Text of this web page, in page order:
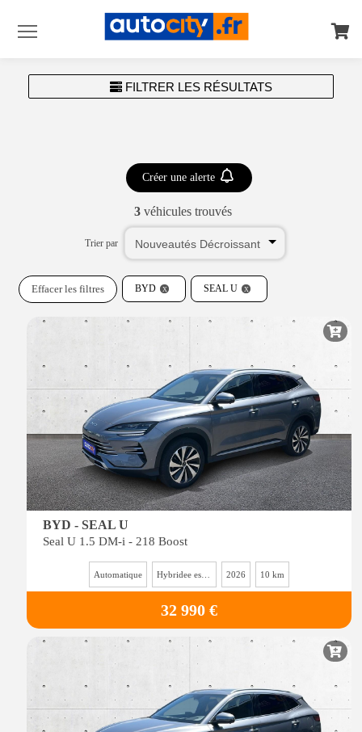
FILTRER LES RÉSULTATS
3véhicules trouvés
Créer une alerte
Trier par
BYD
Effacer les filtres SEAL U
BYD - SEAL U
Seal U 1.5 DM-i - 218 Boost
Automatique 2026 10 km
32 990 €